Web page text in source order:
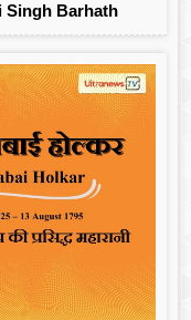
Singh Barhath